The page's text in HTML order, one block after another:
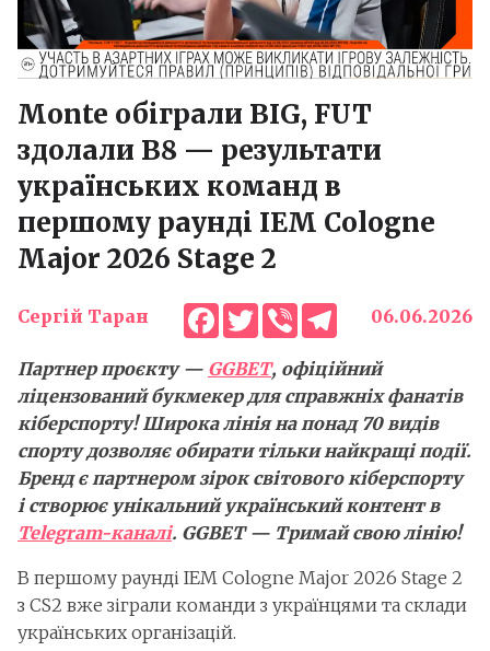
Monte обіграли BIG, FUT
здолали B8 — результати
українських команд в
першому раунді IEM Cologne
Major 2026 Stage 2
Сергій Таран Facebook
Twitter
ViberTelegram
06.06.2026
Партнер проєкту — GGBET, офіційний
ліцензований букмекер для справжніх фанатів
кіберспорту! Широка лінія на понад 70 видів
спорту дозволяє обирати тільки найкращі події.
Бренд є партнером зірок світового кіберспорту
і створює унікальний український контент в
Telegram-каналі. GGBET — Тримай свою лінію!
В першому раунді IEM Cologne Major 2026 Stage 2
з CS2 вже зіграли команди з українцями та склади
українських організацій.